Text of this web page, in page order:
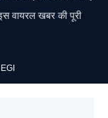
वायरल खबर की पूरी